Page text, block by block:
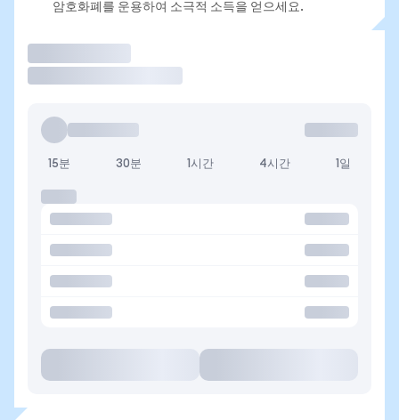
암호화폐를 운용하여 소극적 소득을 얻으세요.
15분 30분 1시간 4시간 1일